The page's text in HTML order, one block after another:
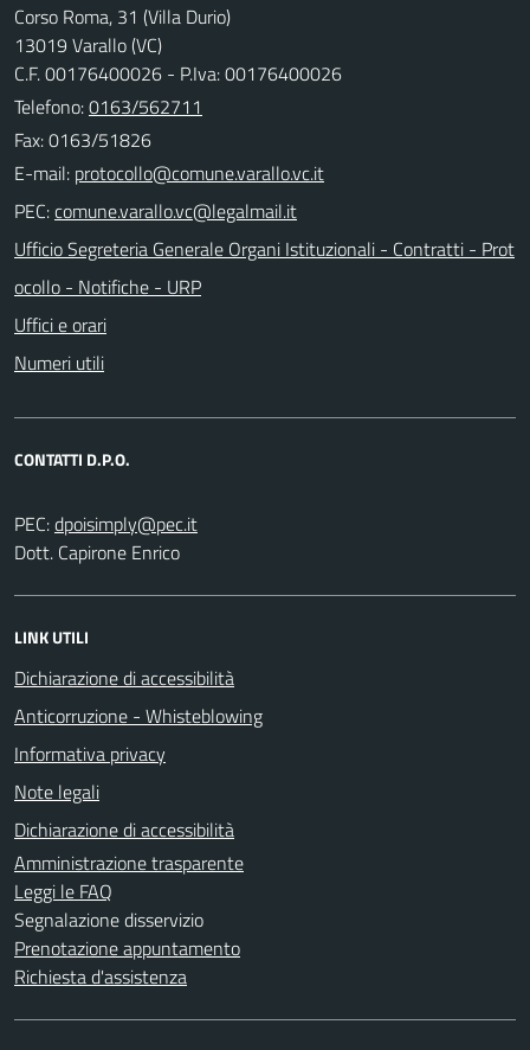
Corso Roma, 31 (Villa Durio)
13019 Varallo (VC)
C.F. 00176400026 - P.Iva: 00176400026
Telefono:0163/562711
Fax: 0163/51826
E-mail:
PEC:
Ufficio Segreteria Generale Organi Istituzionali - Contratti - Prot
ocollo - Notifiche - URP
Uffici e orari
Numeri utili
CONTATTI D.P.O.
PEC:
Dott. Capirone Enrico
LINK UTILI
Dichiarazione di accessibilità
Anticorruzione - Whisteblowing
Informativa privacy
Note legali
Dichiarazione di accessibilità
Amministrazione trasparente
Leggi le FAQ
Segnalazione disservizio
Prenotazione appuntamento
Richiesta d'assistenza